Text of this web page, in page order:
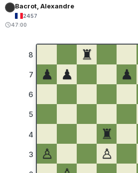
Bacrot, Alexandre
2457
47:00
8
7
6
5
4
3
♜
♟
♟ ♟
♜
♙
♙